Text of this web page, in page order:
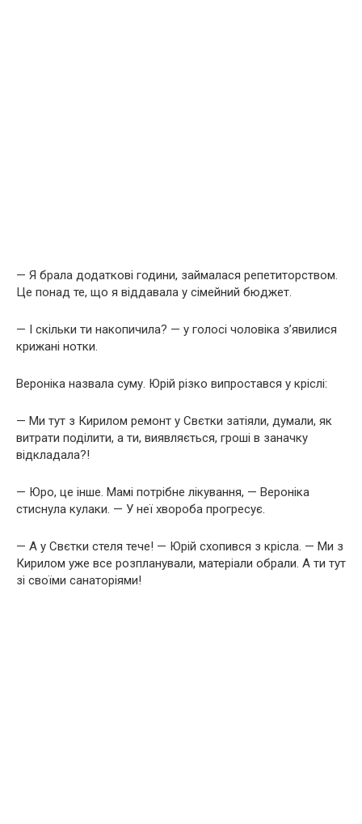
— Я брала додаткові години, займалася репетиторством.
Це понад те, що я віддавала у сімейний бюджет.
— І скільки ти накопичила? — у голосі чоловіка з’явилися
крижані нотки.
Вероніка назвала суму. Юрій різко випростався у кріслі:
— Ми тут з Кирилом ремонт у Свєтки затіяли, думали, як
витрати поділити, а ти, виявляється, гроші в заначку
відкладала?!
— Юро, це інше. Мамі потрібне лікування, — Вероніка
стиснула кулаки. — У неї хвороба прогресує.
— А у Свєтки стеля тече! — Юрій схопився з крісла. — Ми з
Кирилом уже все розпланували, матеріали обрали. А ти тут
зі своїми санаторіями!